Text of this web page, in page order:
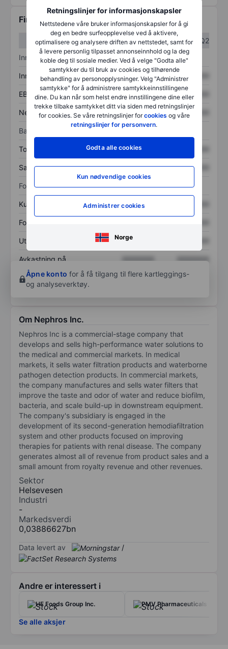
Retningslinjer for informasjonskapsler
Nettstedene våre bruker informasjonskapsler for å gi
deg en bedre surfeopplevelse ved å aktivere,
optimalisere og analysere driften av nettstedet, samt for
å levere personlig tilpasset annonseinnhold og la deg
koble deg til sosiale medier. Ved å velge "Godta alle"
samtykker du til bruk av cookies og tilhørende
behandling av personopplysninger. Velg "Administrer
samtykke" for å administrere samtykkeinnstillingene
dine. Du kan når som helst endre innstillingene dine eller
trekke tilbake samtykket ditt via siden med retningslinjer
for cookies. Se våre retningslinjer forcookies og våre
retningslinjer for personvern.
Godta alle cookies
Kun nødvendige cookies
Administrer cookies
Norge
Finansiell informasjon
Q1
Q2
Inntektsoversikt
Inntekter XXXXXXX XXXXXXX
EBITDA XXXXXXX XXXXXXX
Nettoinntekt XXXXXXX XXXXXXX
Balanse
Totale eiendeler XXXXXXX
Samlet gjeld XXXXXXX XXXXXXX
Forholdstall
Kurs/salg XXXXXXX
Fortjeneste per aksje
Utbytte per aksje XXXXXXX
Avkastning på
egenkapital
XXXXXXX
XXXXXXX
Åpne konto for å få tilgang til flere kartleggings-
og analyseverktøy.
Om Nephros Inc.
Nephros Inc is a commercial-stage company that
develops and sells high-performance water solutions to
the medical and commercial markets. In medical
markets, it sells water filtration products and waterborne
pathogen detection products. In commercial markets,
the company manufactures and sells water filters that
improve the taste and odor of water and reduce biofilm,
bacteria, and scale build-up in downstream equipment.
The company's subsidiary is engaged in the
development of its second-generation hemodiafiltration
system and other products focused on improving
therapies for patients with renal disease. The company
generates almost all of revenue from product sales and a
small amount from royalty revenue and other revenues.
Sektor
Helsevesen
Industri
-
Markedsverdi
0,03886627bn
Data levert av /
Andre er interessert i
HF Foods Group Inc. PMV Pharmaceuticals Inc.
Se alle aksjer